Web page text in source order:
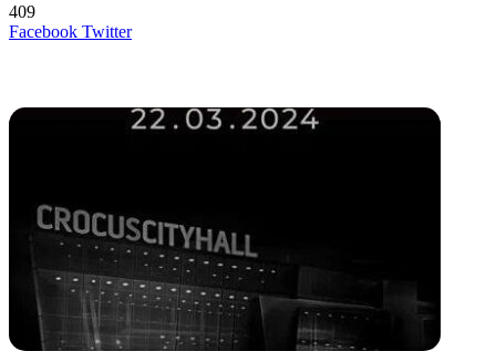
409
Facebook TwitterLinkedIn
Tumblr
Reddit
Вконтакте
Одноклассники
Skype
Messenger
Messenger
WhatsApp
Telegram
Viber
Line
Поделиться
Печатать